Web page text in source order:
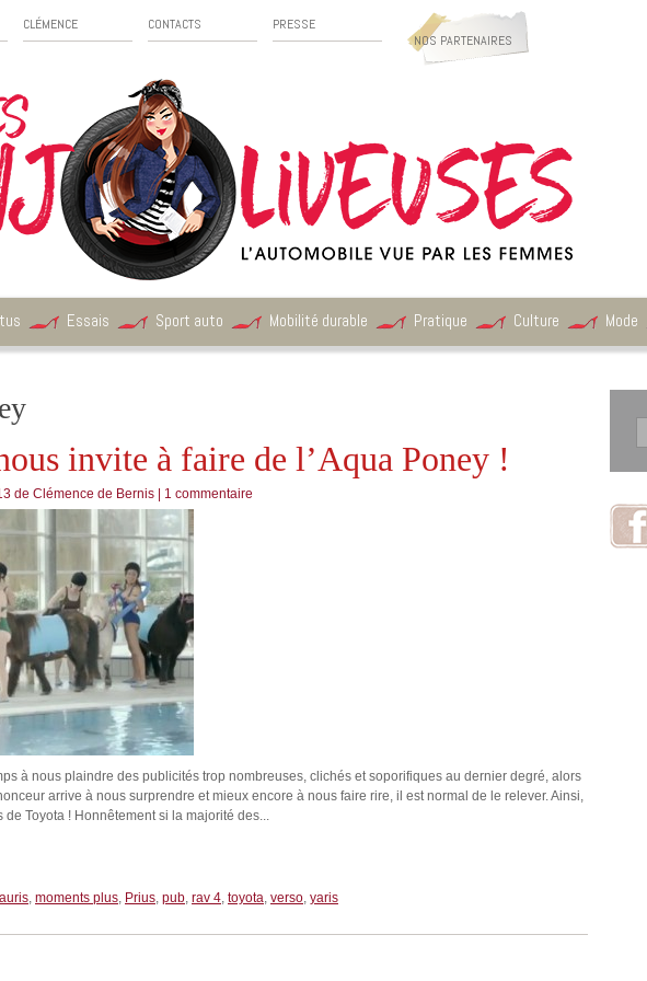
CLÉMENCE CONTACTS
PRESSE
NOS PARTENAIRES
Essais Sport auto Mobilité durable Pratique Culture Mode
invite à faire de l’Aqua Poney !
de Clémence de Bernis 1 commentaire
à nous plaindre des publicités trop nombreuses, clichés et soporifiques au dernier degré, alors
arrive à nous surprendre et mieux encore à nous faire rire, il est normal de le relever. Ainsi,
de Toyota ! Honnêtement si la majorité des...
auris, moments plus, Prius, pub, rav 4, toyota, verso, yaris